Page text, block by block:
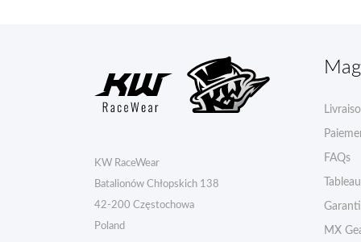
KW RaceWear
Batalionów Chłopskich 138
42-200 Częstochowa
Poland
FAQs
MX